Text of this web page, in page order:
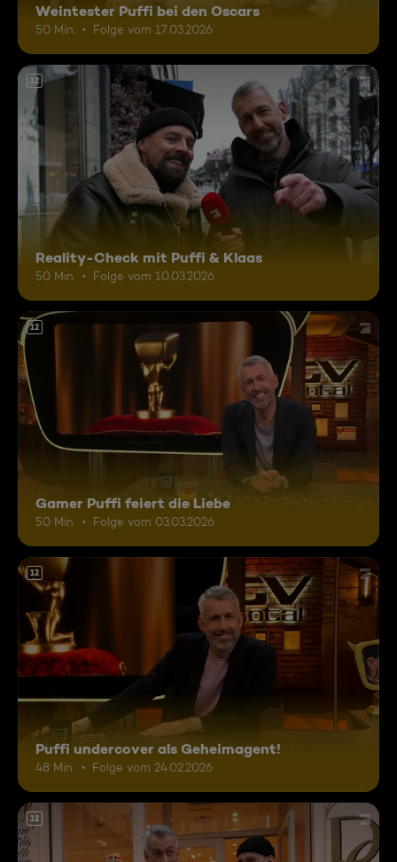
Weintester Puffi bei den Oscars
50 Min. Folge vom 17.03.2026
12
Reality-Check mit Puffi & Klaas
50 Min. Folge vom 10.03.2026
12
Gamer Puffi feiert die Liebe
50 Min. Folge vom 03.03.2026
12
Puffi undercover als Geheimagent!
48 Min. Folge vom 24.02.2026
12